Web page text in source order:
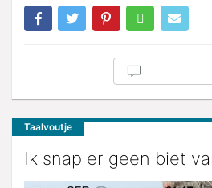
Taalvoutje
Ik snap er geen biet